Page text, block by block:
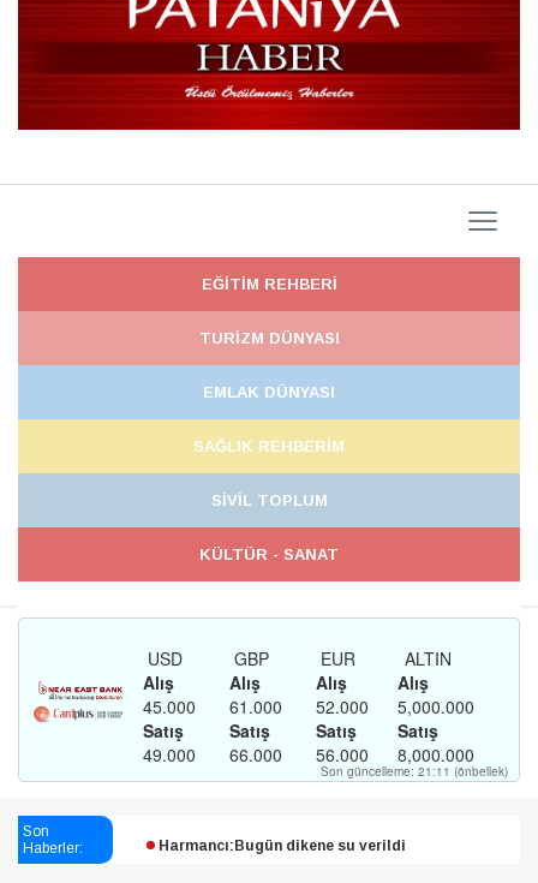
EĞİTİM REHBERİ
TURİZM DÜNYASI
EMLAK DÜNYASI
SAĞLIK REHBERİM
SİVİL TOPLUM
KÜLTÜR - SANAT
Son
Haberler:
Esendağlı:Adıyaman’daki süreç sona erdi, hukuk
Harmancı:Bugün dikene su verildi